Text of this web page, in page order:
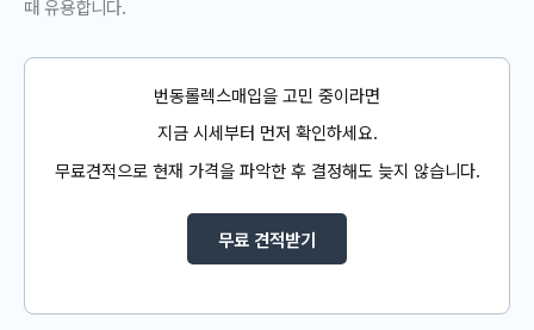
때 유용합니다.
번동롤렉스매입을 고민 중이라면
지금 시세부터 먼저 확인하세요.
무료견적으로 현재 가격을 파악한 후 결정해도 늦지 않습니다.
무료 견적받기